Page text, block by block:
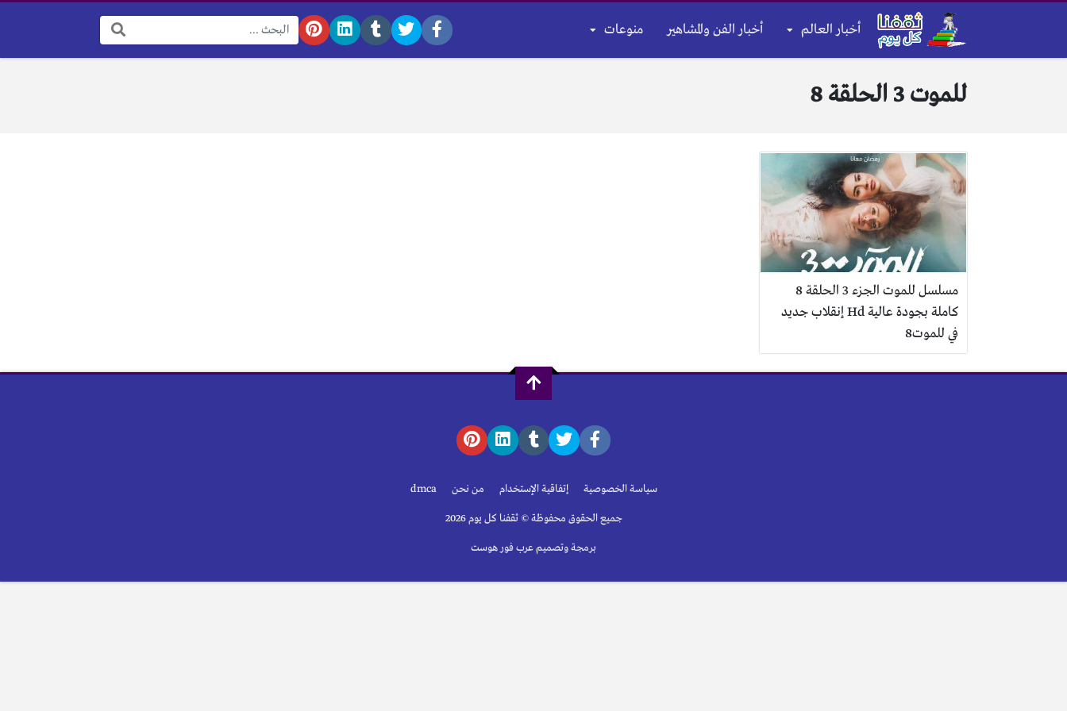
أخبار العالم أخبار الفن والمشاهير منوعات
البحث:
للموت 3 الحلقة 8
مسلسل للموت الجزء 3 الحلقة 8
كاملة بجودة عالية Hd إنقلاب جديد
في للموت8
سياسة الخصوصية إتفاقية الإستخدام من نحن dmca
جميع الحقوق محفوظة © ثقفنا كل يوم 2026
برمجة وتصميم عرب فور هوست